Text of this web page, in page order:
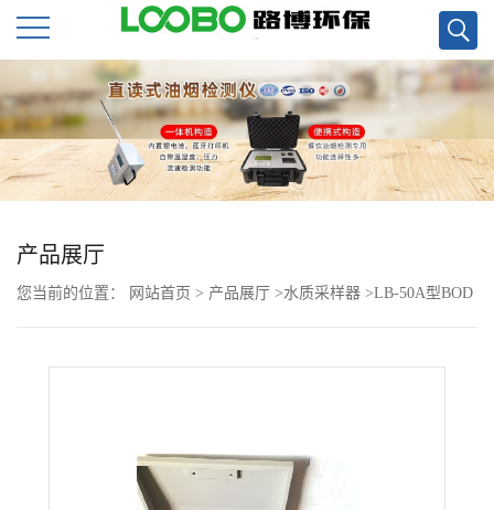
公
司
首
页
公
产品展厅
您当前的位置： 网站首页 > 产品展厅 >水质采样器 >LB-50A型BOD